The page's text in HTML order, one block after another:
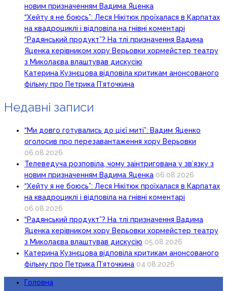
новим призначенням Вадима Яценка
“Хейту я не боюсь”: Леся Нікітюк проїхалася в Карпатах
на квадроциклі і відповіла на гнівні коментарі
“Радянський продукт”? На тлі призначення Вадима
Яценка керівником хору Верьовки хормейстер театру
з Миколаєва влаштував дискусію
Катерина Кузнєцова відповіла критикам анонсованого
фільму про Петрика П’яточкина
Недавні записи
“Ми довго готувались до цієї миті”: Вадим Яценко
оголосив про перезавантаження хору Верьовки
06.08.2026
Телеведуча розповіла, чому заінтригована у зв’язку з
новим призначенням Вадима Яценка 06.08.2026
“Хейту я не боюсь”: Леся Нікітюк проїхалася в Карпатах
на квадроциклі і відповіла на гнівні коментарі
06.08.2026
“Радянський продукт”? На тлі призначення Вадима
Яценка керівником хору Верьовки хормейстер театру
з Миколаєва влаштував дискусію 05.08.2026
Катерина Кузнєцова відповіла критикам анонсованого
фільму про Петрика П’яточкина 04.08.2026
Головна